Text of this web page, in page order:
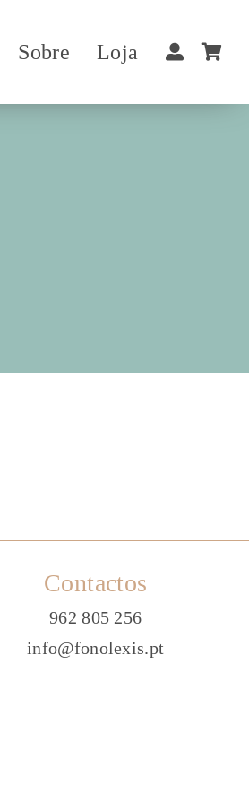
Sobre Loja
Contactos
962 805 256
info@fonolexis.pt